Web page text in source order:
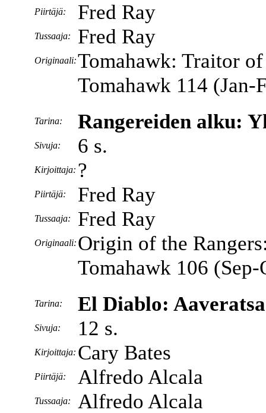
Piirtäjä: Fred Ray
Tussaaja: Fred Ray
Originaali:Tomahawk: Traitor
Tomahawk 114 (Jan-
Tarina: Rangereiden alku:
Sivuja: 6 s.
Kirjoittaja: ?
Piirtäjä: Fred Ray
Tussaaja: Fred Ray
Originaali: Origin of the
Tomahawk 106
Tarina: El Diablo:
Sivuja: 12 s.
Kirjoittaja: Cary Bates
Piirtäjä: Alfredo Alcala
Tussaaja: Alfredo Alcala